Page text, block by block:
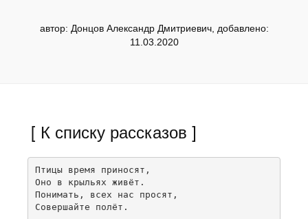
автор: Донцов Александр Дмитриевич, добавлено:
11.03.2020
[ К списку рассказов ]
Птицы время приносят,
Оно в крыльях живёт.
Понимать, всех нас просят,
Совершайте полёт.